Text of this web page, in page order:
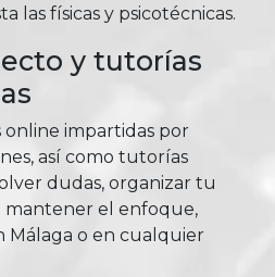
las físicas y psicotécnicas.
y tutorías
online impartidas por
así como tutorías
dudas, organizar tu
mantener el enfoque,
Málaga o en cualquier